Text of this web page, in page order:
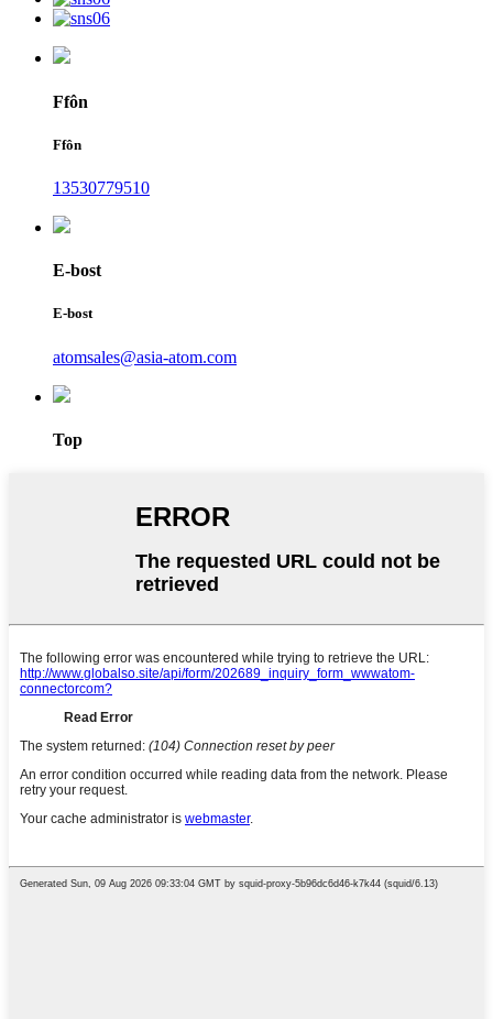
Ffôn
Ffôn
13530779510
E-bost
E-bost
atomsales@asia-atom.com
Top